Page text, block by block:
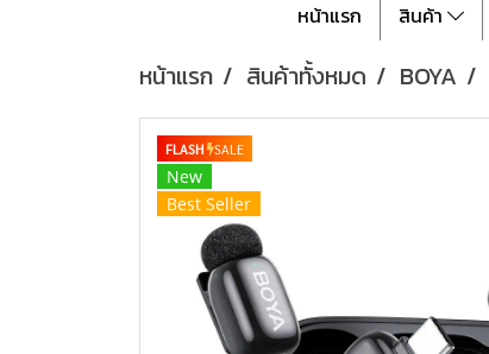
หน้าแรก สินค้า
หน้าแรก สินค้าทั้งหมด BOYA
FLASH SALE
New
Best Seller